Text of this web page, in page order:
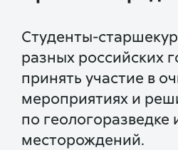
Студенты-
разных российских
принять участие в
мероприятиях и
по геологоразведке
месторождений.